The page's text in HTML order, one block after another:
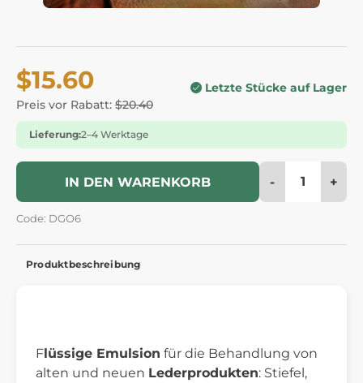
$15.60
Preis vor Rabatt: $20.40
Letzte Stücke auf Lager
Lieferung:2–4 Werktage
IN DEN WARENKORB - +
Code: DGO6
Produktbeschreibung
Flüssige Emulsion für die Behandlung von
alten und neuen Lederprodukten: Stiefel,